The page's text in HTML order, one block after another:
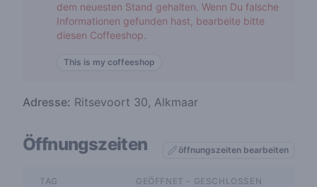
dem neuesten Stand gehalten. Wenn Du falsche
Informationen gefunden hast, bearbeite bitte
diesen Coffeeshop.
This is my coffeeshop
Adresse: Ritsevoort 30, Alkmaar
Öffnungszeiten öffnungszeiten bearbeiten
TAG GEÖFFNET - GESCHLOSSEN